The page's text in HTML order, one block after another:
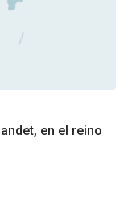
en el reino